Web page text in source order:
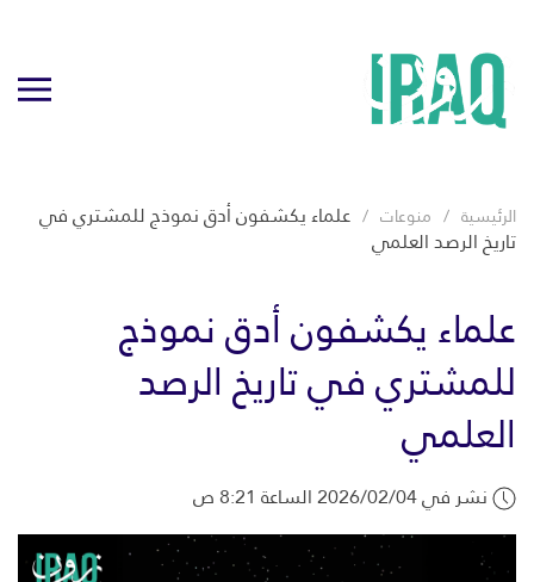
الرئيسية منوعات علماء يكشفون أدق نموذج للمشتري في
تاريخ الرصد العلمي
علماء يكشفون أدق نموذج
للمشتري في تاريخ الرصد
العلمي
نشر في 2026/02/04 الساعة 8:21 ص